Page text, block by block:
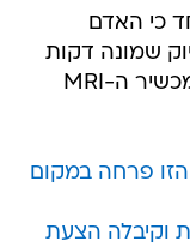
כי האדם
שמונה דקות
לפני שיגיעו לשיא בגלל האופן שבו מכשיר ה-MRI
הזו פרחה במקום
וקיבלה הצעת